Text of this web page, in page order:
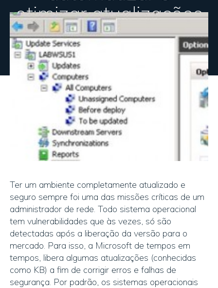
otimizar atualizações
em sua rede
Ter um ambiente completamente atualizado e
seguro sempre foi uma das missões críticas de um
administrador de rede. Todo sistema operacional
tem vulnerabilidades que às vezes, só são
detectadas após a liberação da versão para o
mercado. Para isso, a Microsoft de tempos em
tempos, libera algumas atualizações (conhecidas
como KB) a fim de corrigir erros e falhas de
segurança. Por padrão, os sistemas operacionais